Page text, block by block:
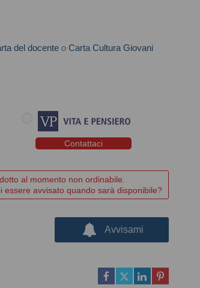
del docente o Carta Cultura Giovani
Contattaci
al momento non ordinabile.
essere avvisato quando sarà disponibile?
Avvisami